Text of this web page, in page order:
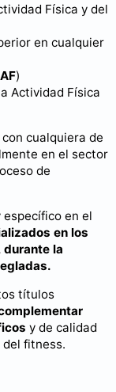
Física y del
en cualquier
)
Actividad Física
cualquiera de
en el sector
de
en el
en los
durante la
títulos
y de calidad
fitness.